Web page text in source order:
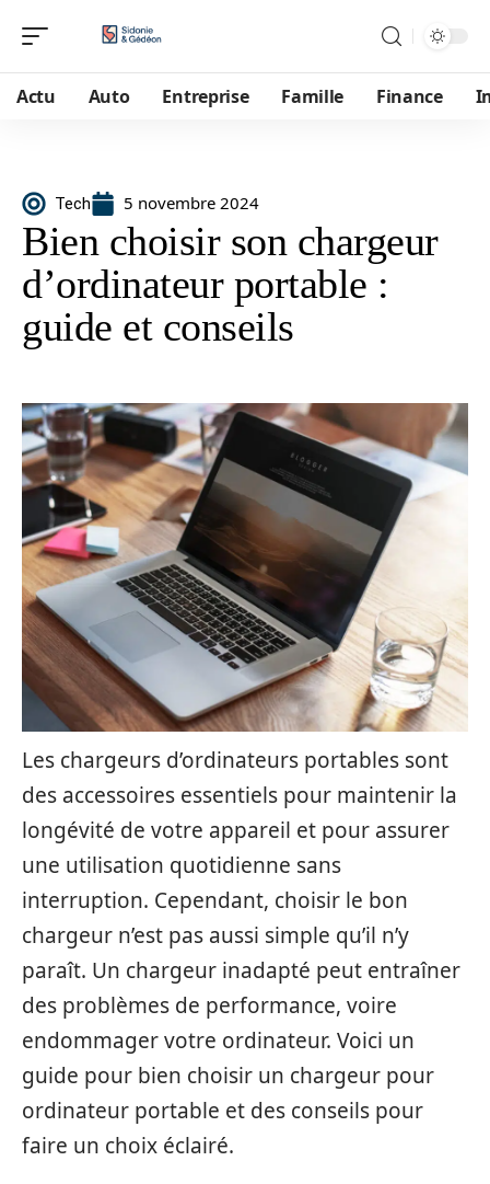
Actu Auto Entreprise Famille Finance
Tech 5 novembre 2024
Bien choisir son chargeur
d’ordinateur portable :
guide et conseils
Les chargeurs d’ordinateurs portables sont
des accessoires essentiels pour maintenir la
longévité de votre appareil et pour assurer
une utilisation quotidienne sans
interruption. Cependant, choisir le bon
chargeur n’est pas aussi simple qu’il n’y
paraît. Un chargeur inadapté peut entraîner
des problèmes de performance, voire
endommager votre ordinateur. Voici un
guide pour bien choisir un chargeur pour
ordinateur portable et des conseils pour
faire un choix éclairé.